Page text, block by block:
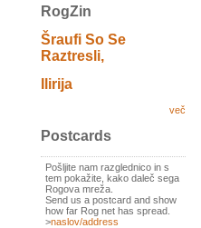
RogZin
Šraufi So Se
Raztresli,
Ilirija
več
Postcards
Pošljite nam razglednico in s
tem pokažite, kako daleč sega
Rogova mreža.
Send us a postcard and show
how far Rog net has spread.
>naslov/address